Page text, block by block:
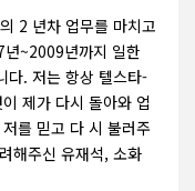
2 년차 업무를 마치고
~2009년까지 일한
다. 저는 항상 텔스타-
제가 다시 돌아와 업
를 믿고 다 시 불러주
해주신 유재석, 소화